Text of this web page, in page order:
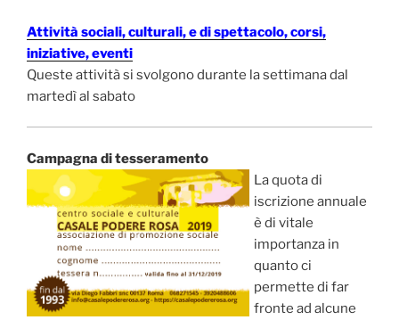
Attività sociali, culturali, e di spettacolo, corsi,
iniziative, eventi
Queste attività si svolgono durante la settimana dal
martedì al sabato
Campagna di tesseramento
La quota di
iscrizione annuale
è di vitale
importanza in
quanto ci
permette di far
fronte ad alcune